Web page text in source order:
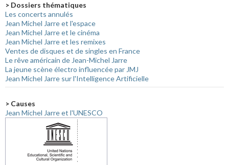
> Dossiers thématiques
Les concerts annulés
Jean Michel Jarre et l'espace
Jean Michel Jarre et le cinéma
Jean Michel Jarre et les remixes
Ventes de disques et de singles en France
Le rêve américain de Jean-Michel Jarre
La jeune scène électro influencée par JMJ
Jean Michel Jarre sur l'Intelligence Artificielle
> Causes
Jean Michel Jarre et l'UNESCO